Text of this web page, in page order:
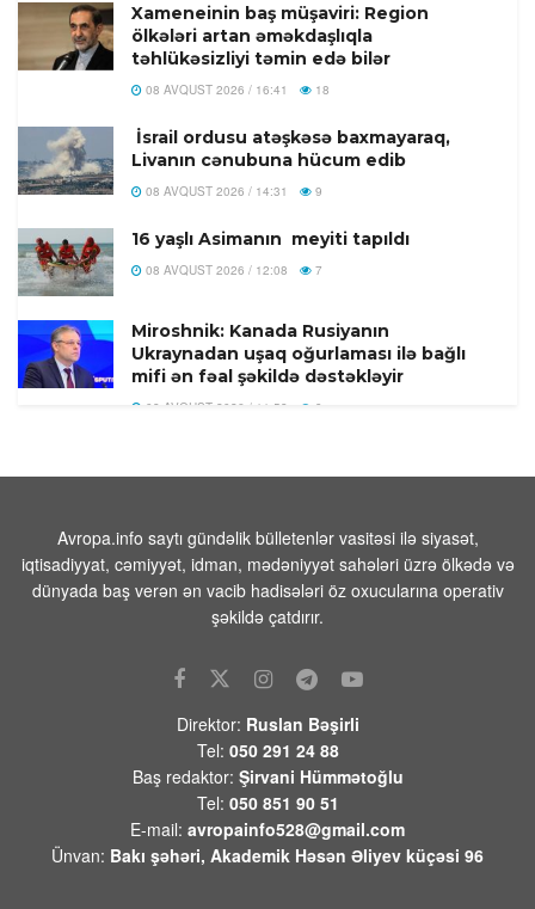
Xameneinin baş müşaviri: Region
ölkələri artan əməkdaşlıqla
təhlükəsizliyi təmin edə bilər
08 AVQUST 2026 / 16:41 18
İsrail ordusu atəşkəsə baxmayaraq,
Livanın cənubuna hücum edib
08 AVQUST 2026 / 14:31 9
16 yaşlı Asimanın meyiti tapıldı
08 AVQUST 2026 / 12:08 7
Miroshnik: Kanada Rusiyanın
Ukraynadan uşaq oğurlaması ilə bağlı
mifi ən fəal şəkildə dəstəkləyir
08 AVQUST 2026 / 11:58 9
maddə ələ keçirilib
Tehranın buna münasibət bildirmə və
lazım gələrsə, üzr də istəməılidir
08 AVQUST 2026 / 11:19 6
düşdü
Pasinyan -Sülhü dönməz etmək üçün
“Qarabağ ermənilərinin geri
qayıtması” kimi mövzuları davam
etdirməmək zəruridir
08 AVQUST 2026 / 10:54 11
Avropa.info saytı gündəlik bülletenlər vasitəsi ilə siyasət,
iqtisadiyyat, cəmiyyət, idman, mədəniyyət sahələri üzrə ölkədə və
dünyada baş verən ən vacib hadisələri öz oxucularına operativ
şəkildə çatdırır.
Direktor: Ruslan Bəşirli
Tel: 050 291 24 88
Baş redaktor: Şirvani Hümmətoğlu
Tel: 050 851 90 51
E-mail: avropainfo528@gmail.com
Ünvan: Bakı şəhəri, Akademik Həsən Əliyev küçəsi 96